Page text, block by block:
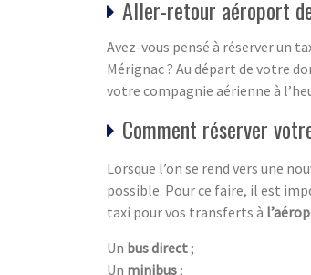
Aller-retour aéroport
Avez-vous pensé à réserver un
Mérignac ? Au départ de votre
votre compagnie aérienne à
Comment réserver
Lorsque l’on se rend vers une
possible. Pour ce faire, il est
taxi pour vos transferts à
Un bus direct ;
Un minibus ;